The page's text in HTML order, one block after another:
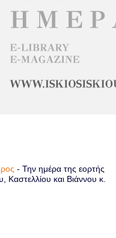
-Την ημέρα της εορτής
και Βιάννου κ.